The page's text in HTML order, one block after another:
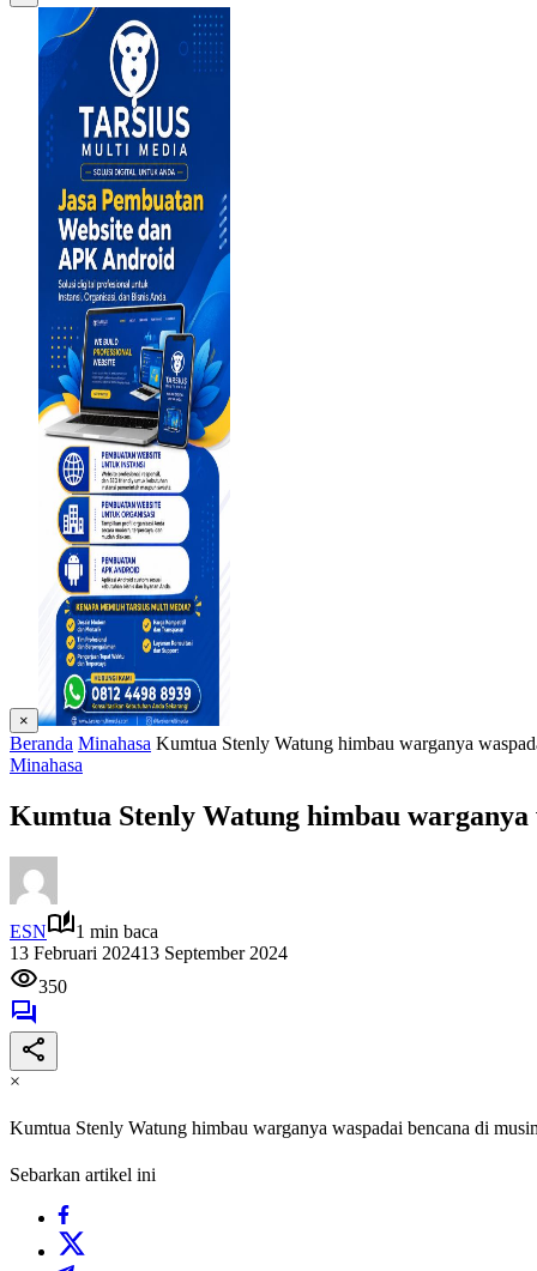
×
Beranda Minahasa Kumtua Stenly Watung himbau warganya
Minahasa
Kumtua Stenly Watung himbau
ESN
1 min baca
13 Februari 202413 September 2024
350
×
Kumtua Stenly Watung himbau warganya waspadai bencana di
Sebarkan artikel ini